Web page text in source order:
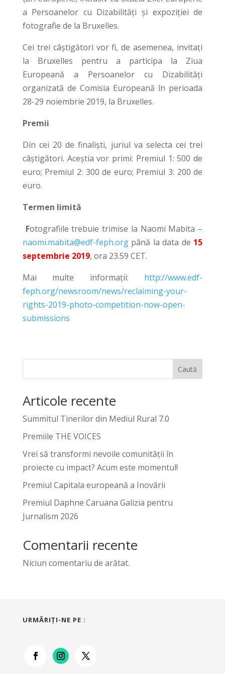
a Persoanelor cu Dizabilități și expoziției de
fotografie de la Bruxelles.
Cei trei câștigători vor fi, de asemenea, invitați
la Bruxelles pentru a participa la Ziua
Europeană a Persoanelor cu Dizabilități
organizată de Comisia Europeană în perioada
28-29 noiembrie 2019, la Bruxelles.
Premii
Din cei 20 de finaliști, juriul va selecta cei trei
câștigători. Aceștia vor primi: Premiul 1: 500 de
euro; Premiul 2: 300 de euro; Premiul 3: 200 de
euro.
Termen limită
Fotografiile trebuie trimise la Naomi Mabita –
naomi.mabita@edf-feph.orgpână la data de 15
septembrie 2019, ora 23.59 CET.
Mai multe informații: http://www.edf-
feph.org/newsroom/news/reclaiming-your-
rights-2019-photo-competition-now-open-
submissions
Caută
Articole recente
Summitul Tinerilor din Mediul Rural 7.0
Premiile THE VOICES
Vrei să transformi nevoile comunității în
proiecte cu impact? Acum este momentul!
Premiul Capitala europeană a Inovării
Premiul Daphne Caruana Galizia pentru
Jurnalism 2026
Comentarii recente
Niciun comentariu de arătat.
URMĂRIŢI-NE PE :